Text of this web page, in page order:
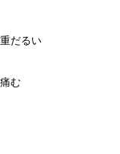
だるい
む